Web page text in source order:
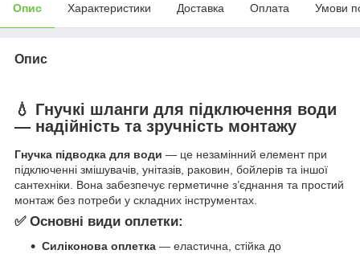
Опис Характеристики Доставка Оплата Умови
Опис
💧 Гнучкі шланги для підключення води
— надійність та зручність монтажу
Гнучка підводка для води — це незамінний елемент при
підключенні змішувачів, унітазів, раковин, бойлерів та іншої
сантехніки. Вона забезпечує герметичне з’єднання та простий
монтаж без потреби у складних інструментах.
✅ Основні види оплетки:
Силіконова оплетка — еластична, стійка до